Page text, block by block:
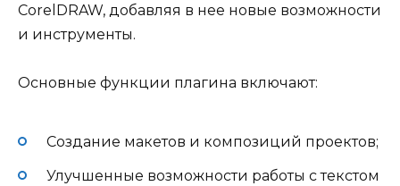
CorelDRAW, добавляя в нее новые возможности
и инструменты.
Основные функции плагина включают:
Создание макетов и композиций проектов;
Улучшенные возможности работы с текстом